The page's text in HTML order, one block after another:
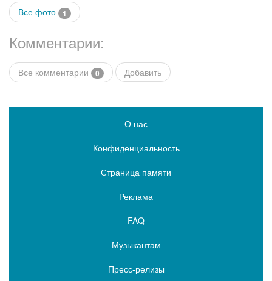
Все фото 1
Комментарии:
Все комментарии 0 Добавить
О нас
Конфиденциальность
Страница памяти
Реклама
FAQ
Музыкантам
Пресс-релизы